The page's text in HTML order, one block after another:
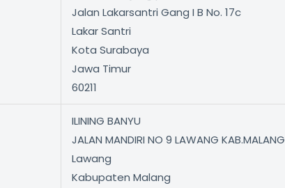
Jalan Lakarsantri Gang I B No. 17c
Lakar Santri
Kota Surabaya
Jawa Timur
60211
ILINING BANYU
JALAN MANDIRI NO 9 LAWANG KAB.MALANG
Lawang
Kabupaten Malang